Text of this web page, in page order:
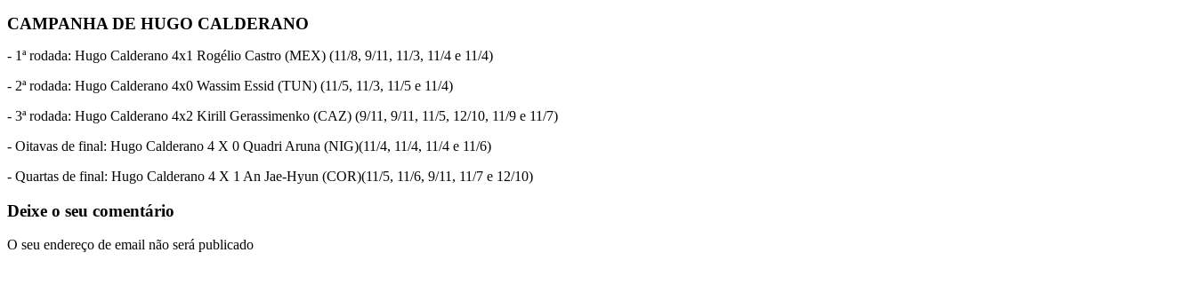
CAMPANHA DE HUGO CALDERANO
- 1ª rodada: Hugo Calderano 4x1 Rogélio Castro (MEX) (11/8, 9/11, 11/3, 11/4 e 11/4)
- 2ª rodada: Hugo Calderano 4x0 Wassim Essid (TUN) (11/5, 11/3, 11/5 e 11/4)
- 3ª rodada: Hugo Calderano 4x2 Kirill Gerassimenko (CAZ) (9/11, 9/11, 11/5, 12/10, 11/9 e 11/7)
- Oitavas de final: Hugo Calderano 4 X 0 Quadri Aruna (NIG)(11/4, 11/4, 11/4 e 11/6)
- Quartas de final: Hugo Calderano 4 X 1 An Jae-Hyun (COR)(11/5, 11/6, 9/11, 11/7 e 12/10)
Deixe o seu comentário
O seu endereço de email não será publicado